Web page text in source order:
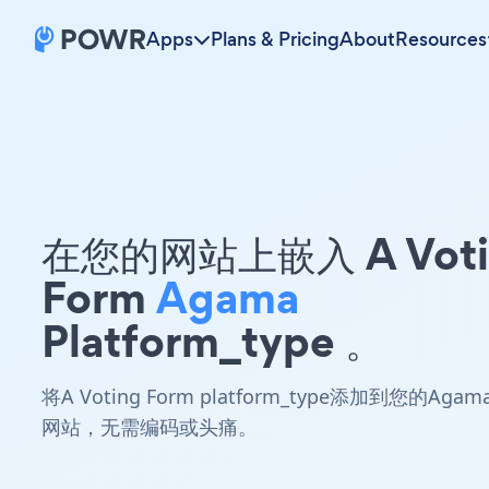
Apps Plans & PricingAboutResources
在您的网站上嵌入 A
FormAgama
Platform_type 。
将A Voting Form platform_type添加到您的
网站，无需编码或头痛。